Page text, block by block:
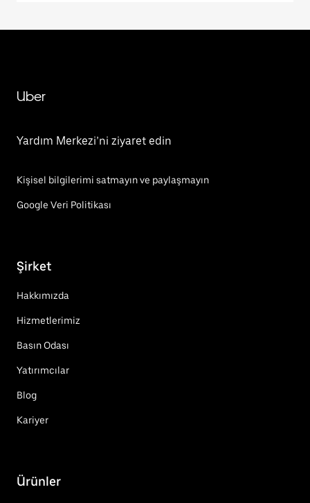
Uber
Yardım Merkezi’ni ziyaret edin
Kişisel bilgilerimi satmayın ve paylaşmayın
Google Veri Politikası
Şirket
Hakkımızda
Hizmetlerimiz
Basın Odası
Yatırımcılar
Blog
Kariyer
Ürünler